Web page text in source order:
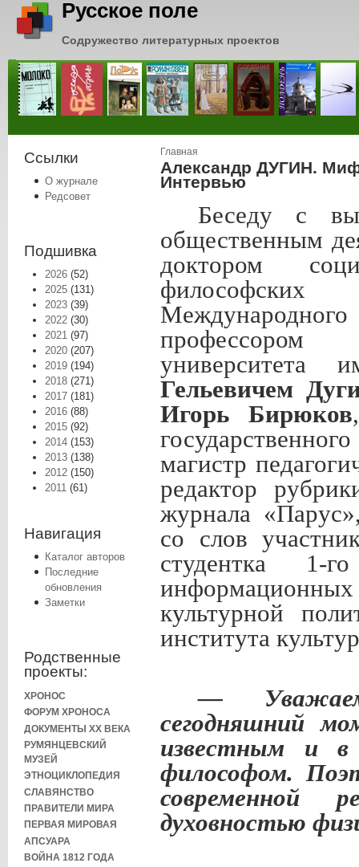
Русское поле
Содружество литературных проектов
Ссылки
О журнале
Редсовет
Подшивка
2026 (52)
2025 (131)
2023 (39)
2022 (30)
2021 (97)
2020 (207)
2019 (194)
2018 (271)
2017 (181)
2016 (88)
2015 (92)
2014 (153)
2013 (138)
2012 (150)
2011 (61)
Навигация
Каталог авторов
Последние
обновления
Заметки
Родственные
проекты:
ХРОНОС
ФОРУМ ХРОНОСА
ДОКУМЕНТЫ XX ВЕКА
РУМЯНЦЕВСКИЙ
МУЗЕЙ
ЭТНОЦИКЛОПЕДИЯ
СЛАВЯНСТВО
ПРАВИТЕЛИ МИРА
ПЕРВАЯ МИРОВАЯ
АПСУАРА
ВОЙНА 1812 ГОДА
Вы здесь
Главная
Александр ДУГИН.
Интервью
Беседу с
общественным
доктором
философских
профессором
Гельевичем
Игорь Бирюков
магистр
редактор
журнала
со слов
студентка 1-
информационных
культурной
института
—
сегодняшний
известным и
философом.
современной
духовностью